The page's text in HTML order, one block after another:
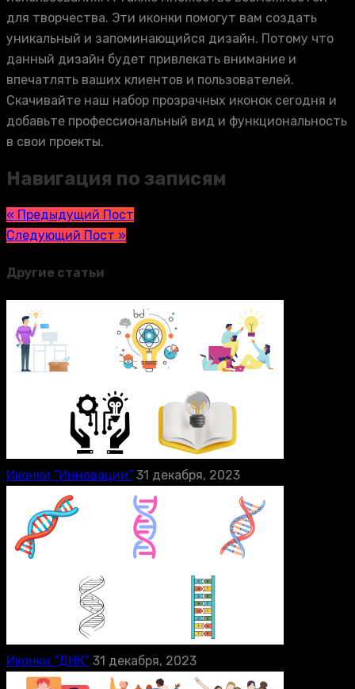
для творчества. Эти иконки помогут вам создать
уникальный и запоминающийся дизайн. Потому что
данный дизайн будет привлекать внимание и
впечатлять ваших клиентов и пользователей.
Скачивайте наш набор прозрачных иконок сегодня и
добавьте профессиональный вид и функциональность
в свои проекты.
Навигация по записям
« Предыдущий Пост
Следующий Пост »
Другие статьи
Иконки “Инновации” 31 декабря, 2023
Иконки “ДНК” 31 декабря, 2023